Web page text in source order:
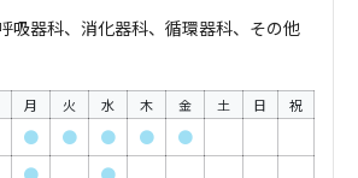
吸器科、消化器科、循環器科、その他
月 火 水 木 金 土 日 祝
● ● ● ●
●